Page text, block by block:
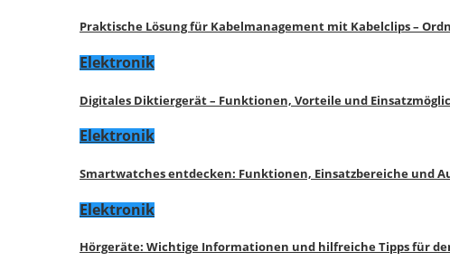
Praktische Lösung für Kabelmanagement mit Kabelclips –
Elektronik
Digitales Diktiergerät – Funktionen, Vorteile und
Elektronik
Smartwatches entdecken: Funktionen, Einsatzbereiche und
Elektronik
Hörgeräte: Wichtige Informationen und hilfreiche Tipps für